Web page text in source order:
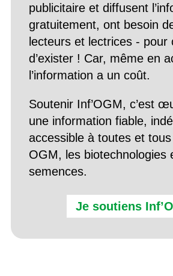
publicitaire et diffusent
gratuitement, ont besoin
lecteurs et lectrices - pour
d’exister ! Car, même en
l’information a un coût.
Soutenir Inf’OGM, c’est
une information fiable,
accessible à toutes et
OGM, les biotechnologies
semences.
Je soutiens